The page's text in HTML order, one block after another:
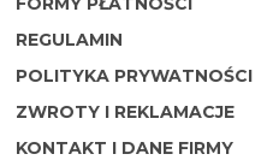
REGULAMIN
POLITYKA PRYWATNOŚCI
ZWROTY I REKLAMACJE
KONTAKT I DANE FIRMY